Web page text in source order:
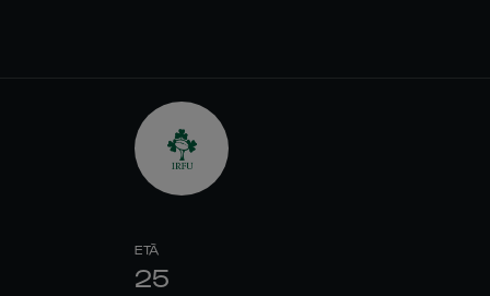
ETÀ
25